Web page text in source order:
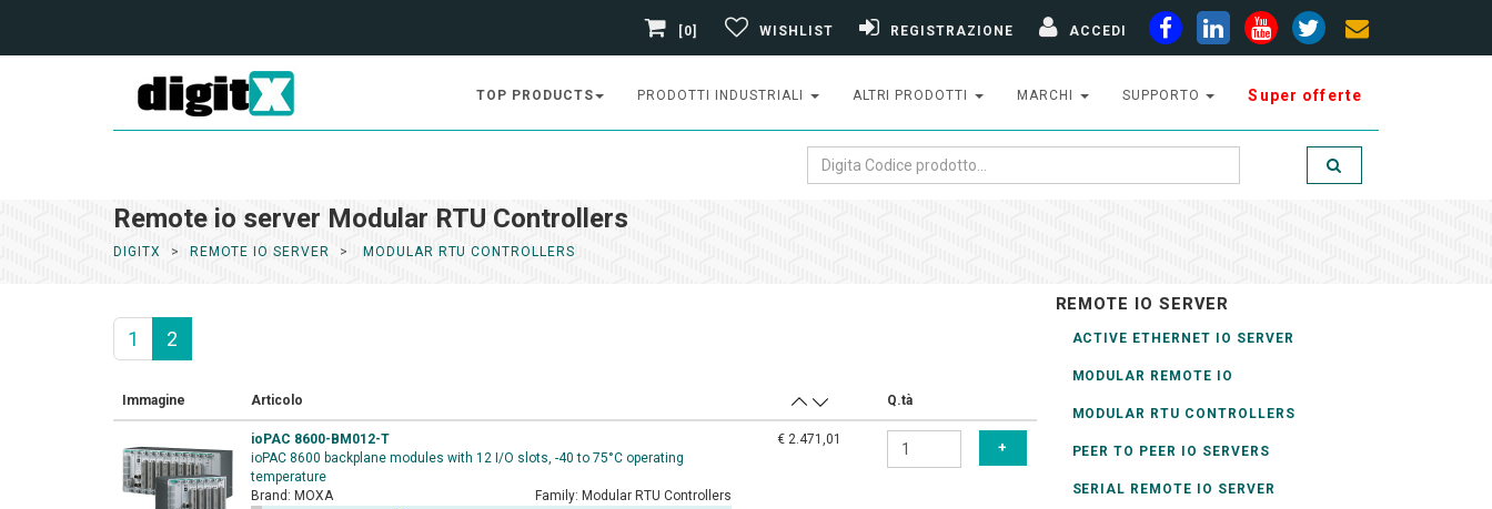
[0] WISHLIST REGISTRAZIONE ACCEDI
TOP PRODUCTS PRODOTTI INDUSTRIALI ALTRI PRODOTTI MARCHI SUPPORTO Super offerte
Remote io server Modular RTU Controllers
DIGITX REMOTE IO SERVER MODULAR RTU CONTROLLERS
1 2
Immagine Articolo Q.tà
ioPAC 8600-BM012-T
ioPAC 8600 backplane modules with 12 I/O slots, -40 to 75°C operating
temperature
Brand: MOXA Family: Modular RTU Controllers
€ 2.471,01
REMOTE IO SERVER
ACTIVE ETHERNET IO SERVER
MODULAR REMOTE IO
MODULAR RTU CONTROLLERS
PEER TO PEER IO SERVERS
SERIAL REMOTE IO SERVER